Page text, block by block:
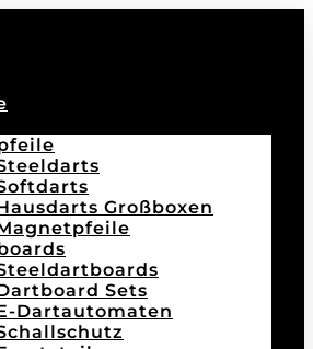
Großboxen
Sets
Dartautomaten